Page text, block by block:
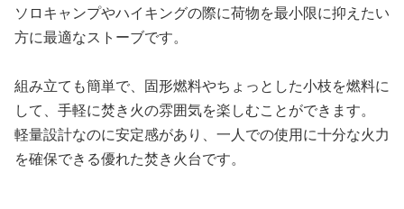
ソロキャンプやハイキングの際に荷物を最小限に抑えたい
方に最適なストーブです。
組み立ても簡単で、固形燃料やちょっとした小枝を燃料に
して、手軽に焚き火の雰囲気を楽しむことができます。
軽量設計なのに安定感があり、一人での使用に十分な火力
を確保できる優れた焚き火台です。